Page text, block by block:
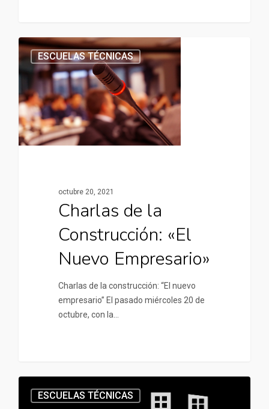
ESCUELAS TÉCNICAS
octubre 20, 2021
Charlas de la
Construcción: «El
Nuevo Empresario»
Charlas de la construcción: “El nuevo
empresario” El pasado miércoles 20 de
octubre, con la…
ESCUELAS TÉCNICAS